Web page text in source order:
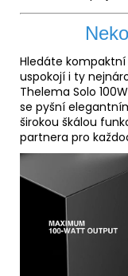
Hledáte
uspokojí i ty
Thelema Solo
se pyšní
širokou škálou
partnera pro